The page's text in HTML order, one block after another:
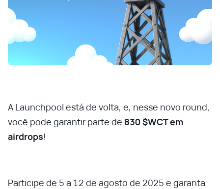
A Launchpool está de volta, e, nesse novo round,
você pode garantir parte de 830 $WCT em
airdrops!
Participe de 5 a 12 de agosto de 2025 e garanta